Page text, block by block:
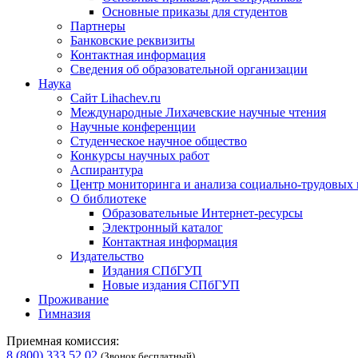
Основные приказы для студентов
Партнеры
Банковские реквизиты
Контактная информация
Сведения об образовательной организации
Наука
Сайт Lihachev.ru
Международные Лихачевские научные чтения
Научные конференции
Студенческое научное общество
Конкурсы научных работ
Аспирантура
Центр мониторинга и анализа социально-трудовых
О библиотеке
Образовательные Интернет-ресурсы
Электронный каталог
Контактная информация
Издательство
Издания СПбГУП
Новые издания СПбГУП
Проживание
Гимназия
Приемная комиссия:
8 (800) 333 52 02